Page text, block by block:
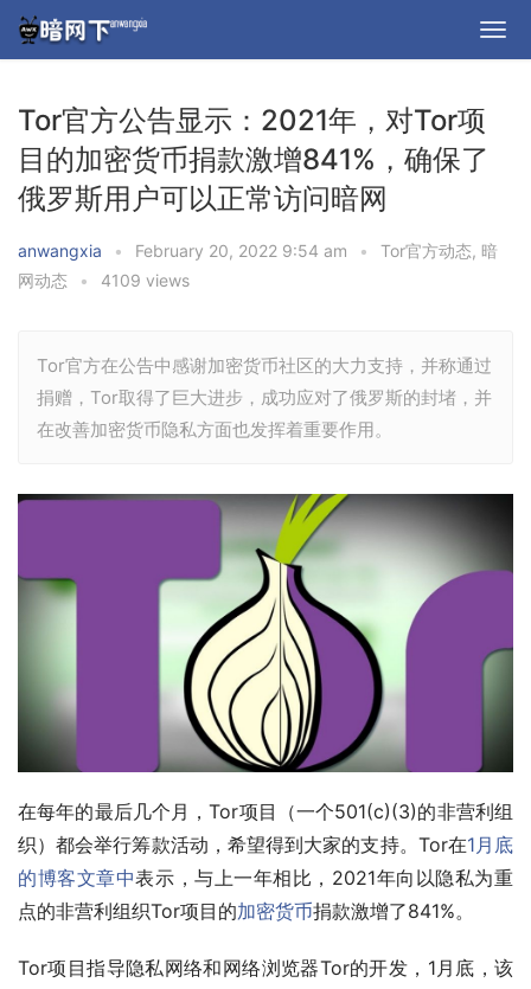
Tor官方公告显示：2021年，对Tor项
目的加密货币捐款激增841%，确保了
俄罗斯用户可以正常访问暗网
anwangxia • February 20, 2022 9:54 am • Tor官方动态, 暗
网动态
• 4109 views
Tor官方在公告中感谢加密货币社区的大力支持，并称通过
捐赠，Tor取得了巨大进步，成功应对了俄罗斯的封堵，并
在改善加密货币隐私方面也发挥着重要作用。
在每年的最后几个月，Tor项目（一个501(c)(3)的非营利组
织）都会举行筹款活动，希望得到大家的支持。Tor在1月底
的博客文章中表示，与上一年相比，2021年向以隐私为重
点的非营利组织Tor项目的加密货币捐款激增了841%。
Tor项目指导隐私网络和网络浏览器Tor的开发，1月底，该